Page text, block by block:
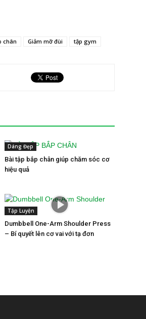
chân Giảm mỡ đùi tập gym
Dáng Đẹp
Bài tập bắp chân giúp chăm sóc cơ
hiệu quả
Tập Luyện
Dumbbell One-Arm Shoulder Press
– Bí quyết lên cơ vai với tạ đơn